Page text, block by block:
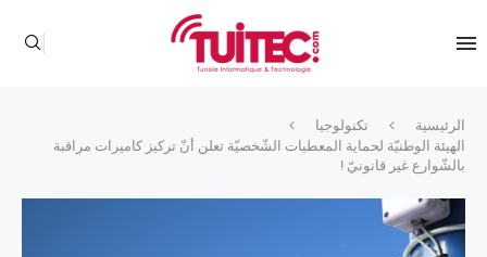
الرئيسية
تكنولوجيا
الهيئة الوطنيّة لحماية المعطيات الشّخصيّة تعلن أنّ تركيز كاميرات مراقبة
بالشّوارع غير قانونيّ !